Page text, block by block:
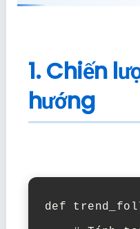
1. Chiến
hướng
def